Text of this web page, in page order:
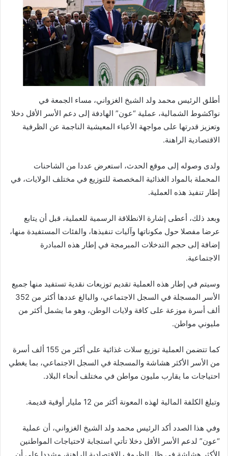
أطلق الرئيس محمد ولد الشيخ الغزواني، مساء الجمعة في
نواكشوط الشمالية، عملية “عون” الهادفة إلى دعم الأسر الأقل دخلا
وتعزيز قدرتها على مواجهة الأعباء المعيشية الناجمة عن الظرفية
الاقتصادية الراهنة.
ولدى وصوله إلى موقع الحدث، استعرض عددا من الشاحنات
المحملة بالمواد الغذائية المخصصة للتوزيع في مختلف الولايات، في
إطار تنفيذ هذه العملية.
وبعد ذلك، أعطى إشارة الانطلاقة الرسمية للعملية، قبل أن يتابع
عرضا مفصلا حول مكوناتها وآليات تنفيذها، والفئات المستفيدة منها،
إضافة إلى حجم التدخلات المبرمجة في إطار هذه المبادرة
الاجتماعية.
وسيتم في إطار هذه العملية تقديم توزيعات نقدية تستفيد منها جميع
الأسر المسجلة في السجل الاجتماعي، والبالغ عددها أكثر من 352
ألف أسرة موزعة على كافة ولايات الوطن، وهو ما يشمل أكثر من
مليوني مواطن.
كما تتضمن العملية توزيع سلات غذائية على أكثر من 155 ألف أسرة
من الأسر الأكثر هشاشة والمسجلة في السجل الاجتماعي، بما يغطي
احتياجات ما يقارب مليون مواطن في مختلف أنحاء البلاد.
وتبلغ الكلفة المالية لهذه المعونة أكثر من 12 مليار أوقية قديمة.
وفي هذا الصدد أكد الرئيس محمد ولد الشيخ الغزواني، أن عملية
“عون” لدعم الأسر الأقل دخلا تأتي استجابة لاحتياجات المواطنين